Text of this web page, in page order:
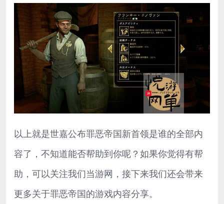
以上就是世嘉公布罪恶帝国新首领是谁的全部内
容了，不知道能否帮助到你呢？如果你觉得有帮
助，可以关注我们当游网，接下来我们还会带来
更多关于罪恶帝国的游戏内容分享。